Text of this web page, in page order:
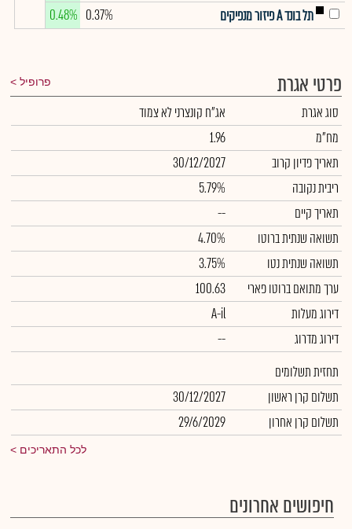
תל בונד A פיזור מנפיקים
0.37%
0.48%
פרטי אגרת פרופיל
סוג אגרת
אג"ח קונצרני לא צמוד
מח"מ
1.96
תאריך פדיון קרוב
30/12/2027
ריבית נקובה
5.79%
תאריך קיים
--
תשואה שנתית ברוטו
4.70%
תשואה שנתית נטו
3.75%
ערך מתואם ברוטו פארי
100.63
דירוג מעלות
A-il
דירוג מדרוג
--
תחזית תשלומים
תשלום קרן ראשון
30/12/2027
תשלום קרן אחרון
29/6/2029
לכל התאריכים
חיפושים אחרונים